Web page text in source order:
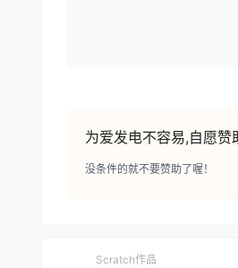
为爱发电不容易,自愿赞
没条件的就不要赞助了喔！
Scratch作品